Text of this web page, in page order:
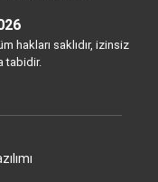
hakları saklıdır, izinsiz
tabidir.